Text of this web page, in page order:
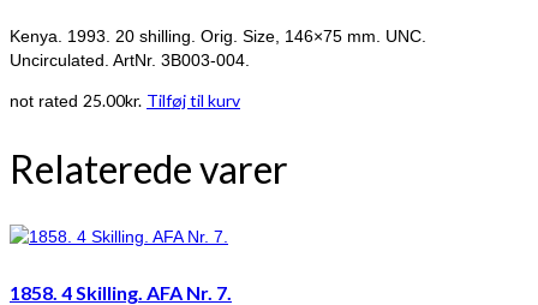
Kenya. 1993. 20 shilling. Orig. Size, 146×75 mm. UNC.
Uncirculated. ArtNr. 3B003-004.
not rated 25.00kr. Tilføj til kurv
Relaterede varer
1858. 4 Skilling. AFA Nr. 7.